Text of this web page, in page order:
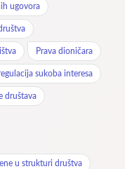
ugovora
Prava dioničara
sukoba interesa
društava
u strukturi društva